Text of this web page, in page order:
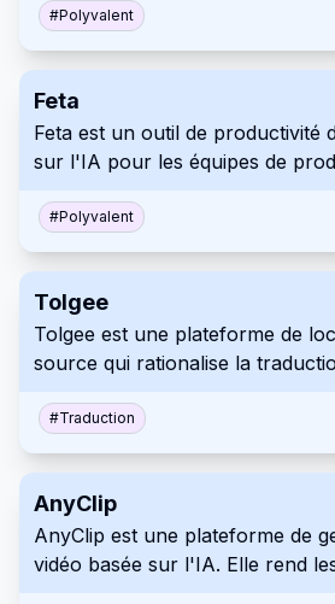
identifiant les caractéristiques
s'intègre de manière
Python, Java et autres.
niveaux de tarification flexibles,
gratuite pour les essais aux
d'entreprise sur mesure.
#Polyvalent
Feta
Feta est un outil de productivité
sur l'IA pour les équipes de
d'ordres du jour, la prise de
éléments d'action, ce qui
#Polyvalent
Tolgee
Tolgee est une plateforme de
source qui rationalise la
une mémoire de traduction et
divers formats de fichiers pour
#Traduction
AnyClip
AnyClip est une plateforme de
vidéo basée sur l'IA. Elle rend